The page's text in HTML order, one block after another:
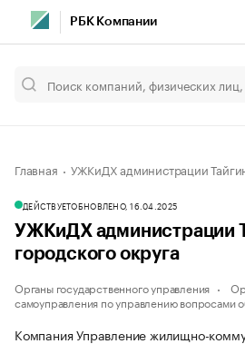
РБК Компании
Главная УЖКиДХ администрации
ДЕЙСТВУЕТОБНОВЛЕНО, 16.04.2025
УЖКиДХ администрации
городского округа
Органы государственного управления
самоуправления по управлению вопросами
Компания Управление жилищно-